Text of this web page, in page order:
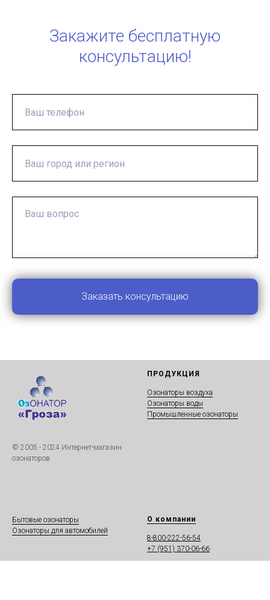
Закажите бесплатную
консультацию!
Заказать консультацию
© 2005 - 2024 Интернет-магазин
озонаторов
ПРОДУКЦИЯ
Озонаторы воздуха
Озонаторы воды
Промышленные озонаторы
Бытовые озонаторы
Озонаторы для автомобилей
О компании
8-800-222-56-54
+7 (951) 370-06-66